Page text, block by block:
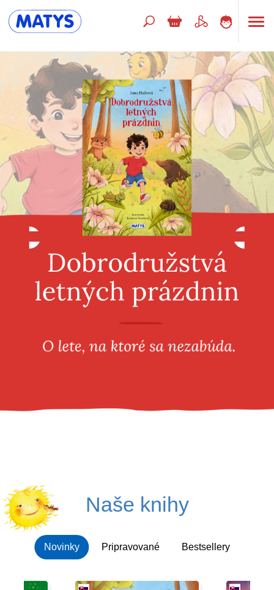
Beletria pre deti
Doplnkový sortiment
Jazyky
Poézia
Populárno - náučné pre deti
Predškoláci
Výchova a pedagogika
Všetky kategórie
Naše knihy
Novinky Pripravované Bestsellery